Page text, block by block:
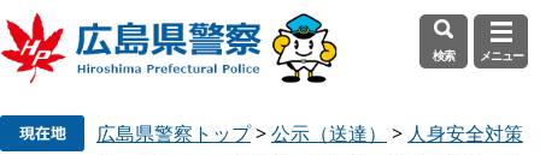
検索 メニュー
広島県警察トップ>公示（送達） > 人身安全対策